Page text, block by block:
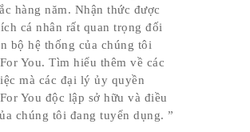
hàng năm. Nhận thức được
cá nhân rất quan trọng đối
bộ hệ thống của chúng tôi
You. Tìm hiểu thêm về các
mà các đại lý ủy quyền
You độc lập sở hữu và điều
chúng tôi đang tuyển dụng. ”